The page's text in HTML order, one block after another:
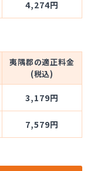
4,274円
夷隅郡の適正料金
(税込)
3,179円
7,579円